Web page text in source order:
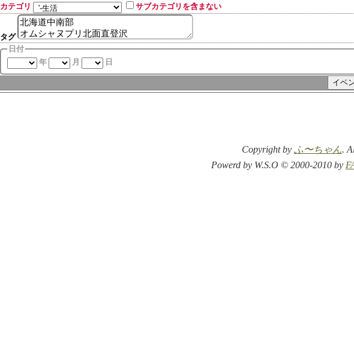
カテゴリ サブカテゴリを含まない
タグ
日付
年
月 日
Copyright by ふ〜ちゃん.
Powerd by W.S.O © 2000-2010 by